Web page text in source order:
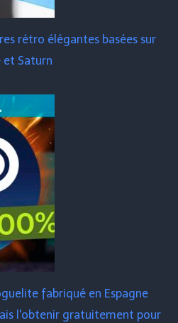
rétro élégantes basées sur
et Saturn
fabriqué en Espagne
l'obtenir gratuitement pour